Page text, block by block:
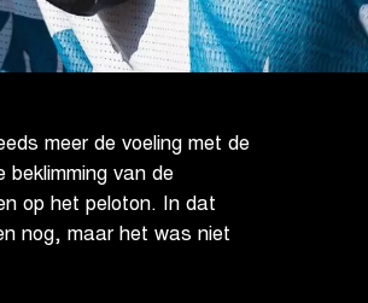
meer de voeling met de
beklimming van de
op het peloton. In dat
nog, maar het was niet